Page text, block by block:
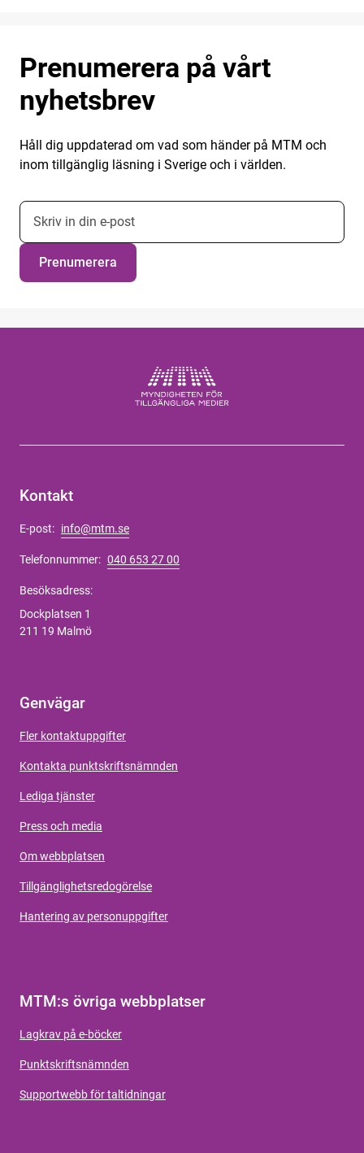
Prenumerera på vårt
nyhetsbrev
Håll dig uppdaterad om vad som händer på MTM och
inom tillgänglig läsning i Sverige och i världen.
E-postadress nyhetsbrevsprenumeration
Prenumerera
Kontakt
E-post: info@mtm.se
Telefonnummer: 040 653 27 00
Besöksadress:
Dockplatsen 1
211 19 Malmö
Genvägar
Fler kontaktuppgifter
Kontakta punktskriftsnämnden
Lediga tjänster
Press och media
Om webbplatsen
Tillgänglighetsredogörelse
Hantering av personuppgifter
MTM:s övriga webbplatser
Lagkrav på e-böcker
Punktskriftsnämnden
Supportwebb för taltidningar